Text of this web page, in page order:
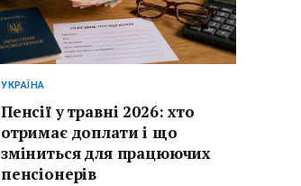
УКРАЇНА
Пенсії у травні 2026: хто
отримає доплати і що
зміниться для працюючих
пенсіонерів